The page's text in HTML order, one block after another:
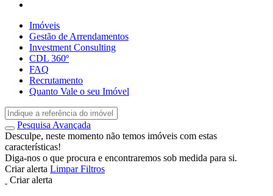
Imóveis
Gestão de Arrendamentos
Investment Consulting
CDL 360º
FAQ
Recrutamento
Quanto Vale o seu Imóvel
Pesquisa Avançada
Desculpe, neste momento não temos imóveis com estas
características!
Diga-nos o que procura e encontraremos sob medida para si.
Criar alerta Limpar Filtros
Criar alerta